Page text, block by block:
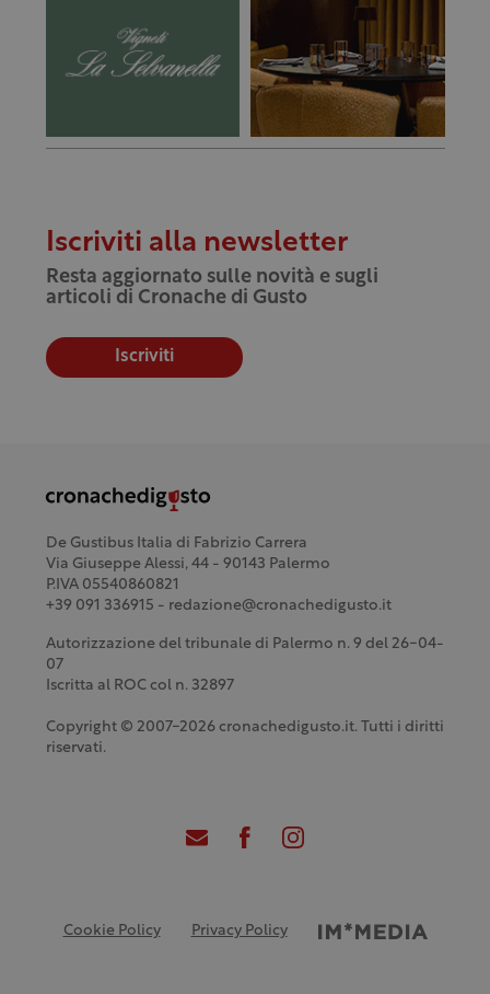
Iscriviti alla newsletter
Resta aggiornato sulle novità e sugli
articoli di Cronache di Gusto
Iscriviti
De Gustibus Italia di Fabrizio Carrera
Via Giuseppe Alessi, 44 - 90143 Palermo
P.IVA 05540860821
+39 091 336915 - redazione@cronachedigusto.it
Autorizzazione del tribunale di Palermo n. 9 del 26-04-
07
Iscritta al ROC col n. 32897
Copyright © 2007-2026 cronachedigusto.it. Tutti i diritti
riservati.
Cookie Policy Privacy Policy Credits